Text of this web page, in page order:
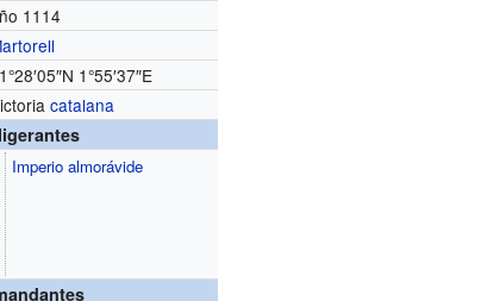
1114
1°55′37″E
catalana
Imperio almorávide